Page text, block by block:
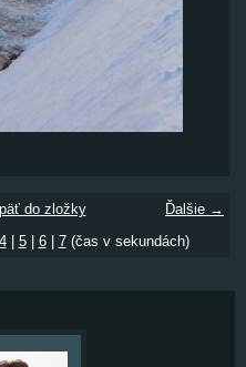
Ďalšie →
do zložky
4| 5| 6| 7(čas v sekundách)